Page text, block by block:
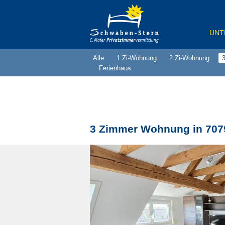
1
Alle 1 Zi-Wohnung 2 Zi-Wohnung
Ferienhaus
3 Zimmer Wohnung in